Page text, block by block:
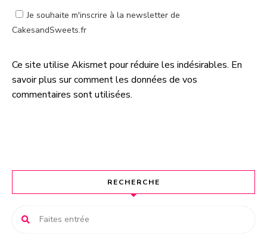
Je souhaite m'inscrire à la newsletter de
CakesandSweets.fr
A
l
t
t
Ce site utilise Akismet pour réduire les indésirables. En
savoir plus sur comment les données de vos
commentaires sont utilisées.
RECHERCHE